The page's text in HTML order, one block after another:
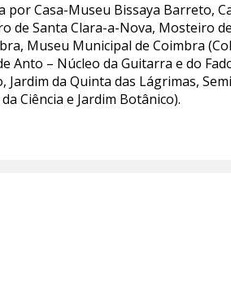
por Casa-Museu Bissaya Barreto,
de Santa Clara-a-Nova, Mosteiro
Museu Municipal de Coimbra
Anto – Núcleo da Guitarra e do
Jardim da Quinta das Lágrimas,
Ciência e Jardim Botânico).